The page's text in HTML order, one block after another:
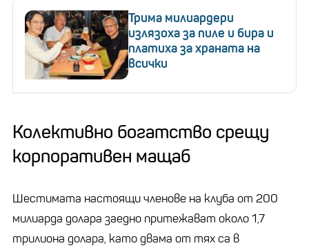
Трима милиардери
излязоха за пиле и бира и
платиха за храната на
всички
Колективно богатство срещу
корпоративен мащаб
Шестимата настоящи членове на клуба от 200
милиарда долара заедно притежават около 1,7
трилиона долара, като двама от тях са в